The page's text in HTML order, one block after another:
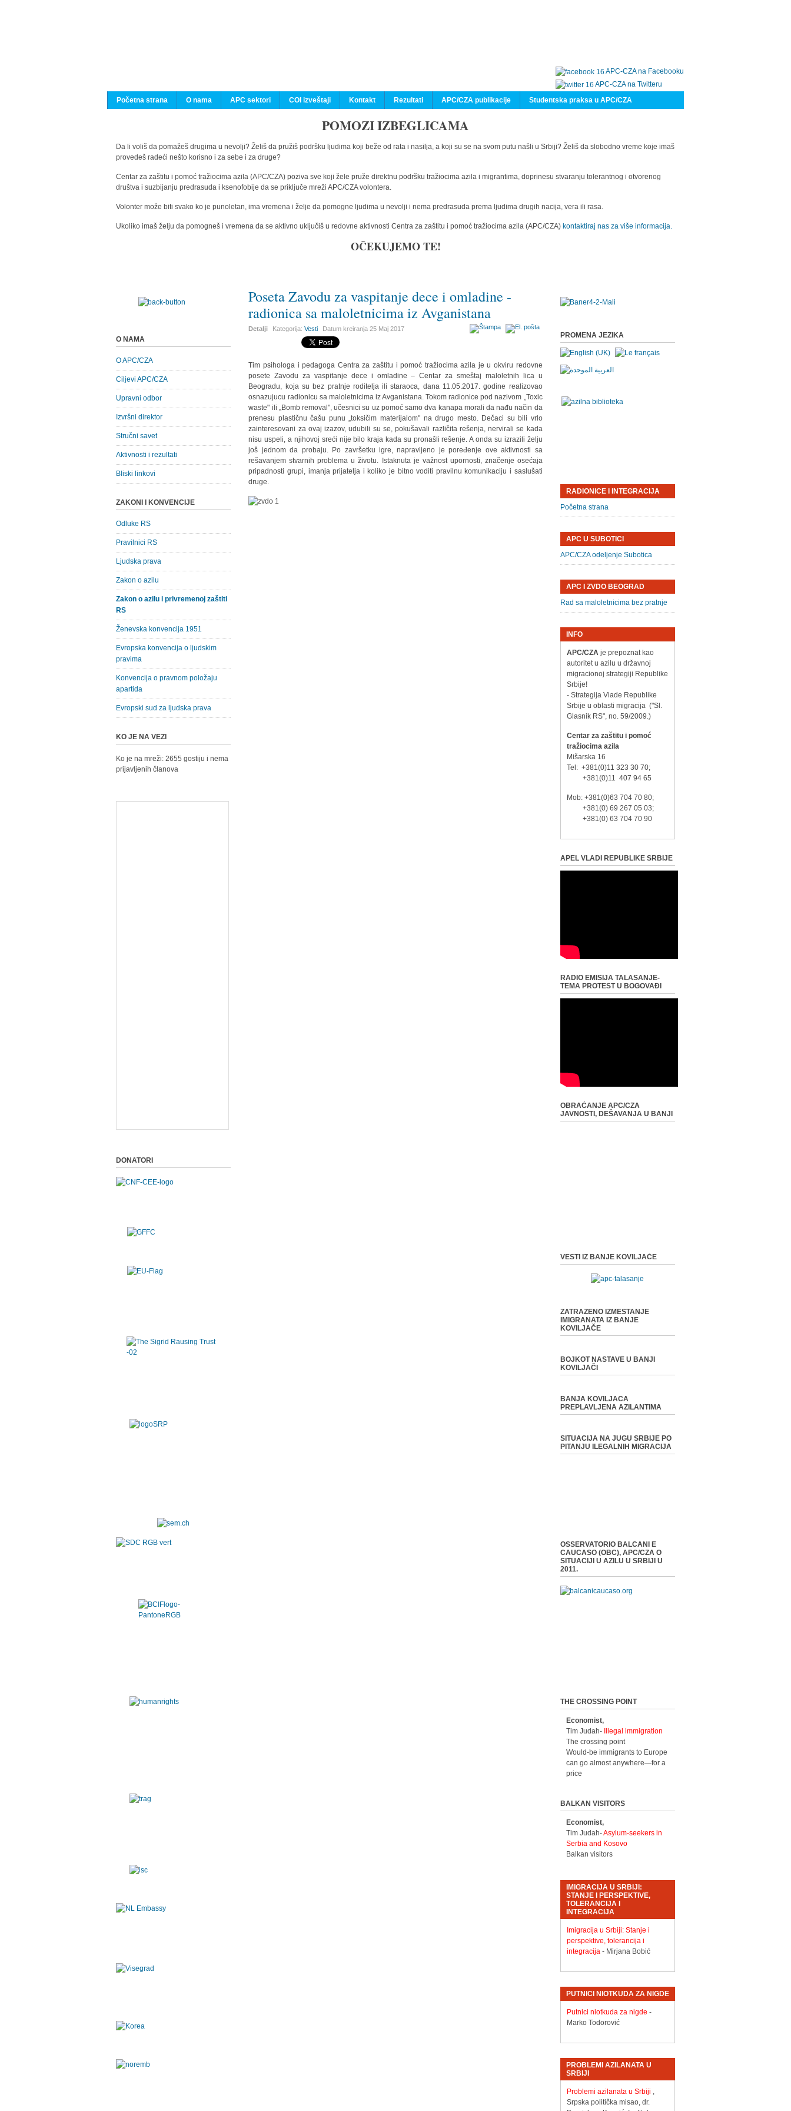
APC-CZA na Facebooku
APC-CZA na Twitteru
Početna strana
O nama APC sektori COI izveštaji Kontakt Rezultati APC/CZA publikacije Studentska praksa u APC/CZA
POMOZI IZBEGLICAMA
Da li voliš da pomažeš drugima u nevolji? Želiš da pružiš podršku ljudima koji beže od rata i nasilja, a koji su se na svom putu našli u Srbiji? Želiš da slobodno vreme koje imaš
provedeš radeći nešto korisno i za sebe i za druge?
Centar za zaštitu i pomoć tražiocima azila (APC/CZA) poziva sve koji žele pruže direktnu podršku tražiocima azila i migrantima, doprinesu stvaranju tolerantnog i otvorenog
društva i suzbijanju predrasuda i ksenofobije da se priključe mreži APC/CZA volontera.
Volonter može biti svako ko je punoletan, ima vremena i želje da pomogne ljudima u nevolji i nema predrasuda prema ljudima drugih nacija, vera ili rasa.
Ukoliko imaš želju da pomogneš i vremena da se aktivno uključiš u redovne aktivnosti Centra za zaštitu i pomoć tražiocima azila (APC/CZA) kontaktiraj nas za više informacija.
OČEKUJEMO TE!
Poseta Zavodu za vaspitanje dece i omladine -
radionica sa maloletnicima iz Avganistana
Detalji Kategorija:Vesti Datum kreiranja25 Maj 2017
Tim psihologa i pedagoga Centra za zaštitu i pomoć tražiocima azila je u okviru redovne
posete Zavodu za vaspitanje dece i omladine – Centar za smeštaj maloletnih lica u
Beogradu, koja su bez pratnje roditelja ili staraoca, dana 11.05.2017. godine realizovao
osnazujucu radionicu sa maloletnicima iz Avganistana. Tokom radionice pod nazivom „Toxic
waste" ili „Bomb removal", učesnici su uz pomoć samo dva kanapa morali da nađu način da
prenesu plastičnu čašu punu „toksičim materijalom" na drugo mesto. Dečaci su bili vrlo
zainteresovani za ovaj izazov, udubili su se, pokušavali različita rešenja, nervirali se kada
nisu uspeli, a njihovoj sreći nije bilo kraja kada su pronašli rešenje. A onda su izrazili želju
još jednom da probaju. Po završetku igre, napravljeno je poređenje ove aktivnosti sa
rešavanjem stvarnih problema u životu. Istaknuta je važnost upornosti, značenje osećaja
pripadnosti grupi, imanja prijatelja i koliko je bitno voditi pravilnu komunikaciju i saslušati
druge.
O NAMA
O APC/CZA
Ciljevi APC/CZA
Upravni odbor
Izvršni direktor
Stručni savet
Aktivnosti i rezultati
Bliski linkovi
ZAKONI I KONVENCIJE
Odluke RS
Pravilnici RS
Ljudska prava
Zakon o azilu
Zakon o azilu i privremenoj zaštiti
RS
Ženevska konvencija 1951
Evropska konvencija o ljudskim
pravima
Konvencija o pravnom položaju
apartida
Evropski sud za ljudska prava
KO JE NA VEZI
Ko je na mreži: 2655 gostiju i nema
prijavljenih članova
DONATORI
PROMENA JEZIKA
RADIONICE I INTEGRACIJA
Početna strana
APC U SUBOTICI
APC/CZA odeljenje Subotica
APC I ZVDO BEOGRAD
Rad sa maloletnicima bez pratnje
INFO
APC/CZAje prepoznat kao
autoritet u azilu u državnoj
migracionoj strategiji Republike
Srbije!
- Strategija Vlade Republike
Srbije u oblasti migracija ("Sl.
Glasnik RS", no. 59/2009.)
Centar za zaštitu i pomoć
tražiocima azila
Mišarska 16
Tel: +381(0)11 323 30 70;
+381(0)11 407 94 65
Mob: +381(0)63 704 70 80;
+381(0) 69 267 05 03;
+381(0) 63 704 70 90
APEL VLADI REPUBLIKE SRBIJE
RADIO EMISIJA TALASANJE-
TEMA PROTEST U BOGOVAĐI
OBRAĆANJE APC/CZA
JAVNOSTI, DEŠAVANJA U BANJI
VESTI IZ BANJE KOVILJAČE
ZATRAZENO IZMESTANJE
IMIGRANATA IZ BANJE
KOVILJAČE
BOJKOT NASTAVE U BANJI
KOVILJAČI
BANJA KOVILJACA
PREPLAVLJENA AZILANTIMA
SITUACIJA NA JUGU SRBIJE PO
PITANJU ILEGALNIH MIGRACIJA
OSSERVATORIO BALCANI E
CAUCASO (OBC), APC/CZA O
SITUACIJI U AZILU U SRBIJI U
2011.
THE CROSSING POINT
Economist,
Tim Judah-
Illegal immigration
The crossing point
Would-be immigrants to Europe
can go almost anywhere—for a
price
BALKAN VISITORS
Economist,
Tim Judah-Asylum-seekers in
Serbia and Kosovo
Balkan visitors
IMIGRACIJA U SRBIJI:
STANJE I PERSPEKTIVE,
TOLERANCIJA I
INTEGRACIJA
Imigracija u Srbiji: Stanje i
perspektive, tolerancija i
integracija- Mirjana Bobić
PUTNICI NIOTKUDA ZA NIGDE
Putnici niotkuda za nigde -
Marko Todorović
PROBLEMI AZILANATA U
SRBIJI
Problemi azilanata u Srbiji ,
Srpska politička misao, dr.